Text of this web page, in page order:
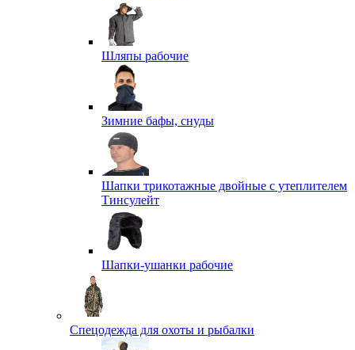
Шляпы рабочие
Зимние бафы, снуды
Шапки трикотажные двойные с утеплителем
Тинсулейт
Шапки-ушанки рабочие
Спецодежда для охоты и рыбалки